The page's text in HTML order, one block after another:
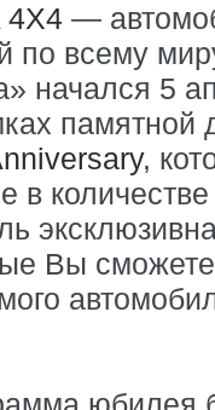
4X4 —
по всему
начался 5
,
в
Вы